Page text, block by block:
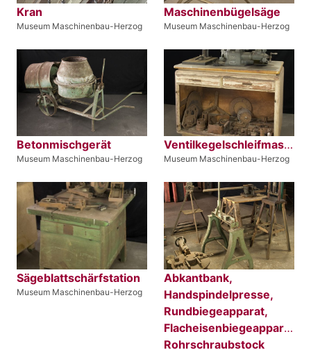
Kran
Museum Maschinenbau-Herzog
Maschinenbügelsäge
Museum Maschinenbau-Herzog
Betonmischgerät
Museum Maschinenbau-Herzog
Ventilkegelschleifmaschine
Museum Maschinenbau-Herzog
Sägeblattschärfstation
Museum Maschinenbau-Herzog
Abkantbank,
Handspindelpresse,
Rundbiegeapparat,
Flacheisenbiegeapparat,
Rohrschraubstock